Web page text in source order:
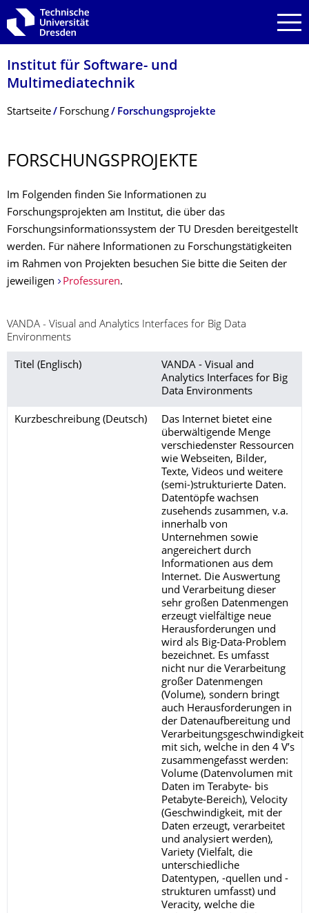
Zur Hauptnavigation springen
Zur Suche springen
Zum Inhalt springen
Institut für Software- und
Multimediatechnik
Breadcrumb-Menü
Startseite Forschung Forschungsprojekte
FORSCHUNGSPRO­JEKTE
Im Folgenden finden Sie Informationen zu
Forschungsprojekten am Institut, die über das
Forschungsinformationssystem der TU Dresden bereitgestellt
werden. Für nähere Informationen zu Forschungstätigkeiten
im Rahmen von Projekten besuchen Sie bitte die Seiten der
jeweiligen
Professuren.
VANDA - Visual and Analytics Interfaces for Big Data
Environments
Titel (Englisch)
VANDA - Visual and
Analytics Interfaces for Big
Data Environments
Kurzbeschreibung (Deutsch)
Das Internet bietet eine
überwältigende Menge
verschiedenster Ressourcen
wie Webseiten, Bilder,
Texte, Videos und weitere
(semi-)strukturierte Daten.
Datentöpfe wachsen
zusehends zusammen, v.a.
innerhalb von
Unternehmen sowie
angereichert durch
Informationen aus dem
Internet. Die Auswertung
und Verarbeitung dieser
sehr großen Datenmengen
erzeugt vielfältige neue
Herausforderungen und
wird als Big-Data-Problem
bezeichnet. Es umfasst
nicht nur die Verarbeitung
großer Datenmengen
(Volume), sondern bringt
auch Herausforderungen in
der Datenaufbereitung und
Verarbeitungsgeschwindigkeit
mit sich, welche in den 4 V’s
zusammengefasst werden:
Volume (Datenvolumen mit
Daten im Terabyte- bis
Petabyte-Bereich), Velocity
(Geschwindigkeit, mit der
Daten erzeugt, verarbeitet
und analysiert werden),
Variety (Vielfalt, die
unterschiedliche
Datentypen, -quellen und -
strukturen umfasst) und
Veracity, welche die